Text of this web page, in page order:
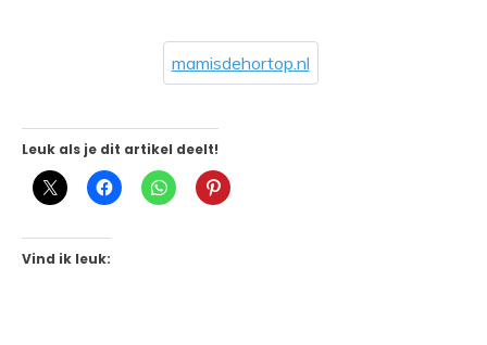
mamisdehortop.nl
Leuk als je dit artikel deelt!
Vind ik leuk: